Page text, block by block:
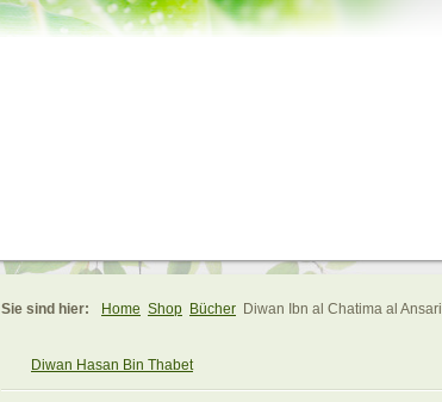
Sie sind hier: Home Shop Bücher Diwan Ibn al Chatima al Ansari
Diwan Hasan Bin Thabet